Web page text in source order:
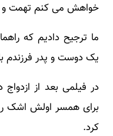
خواهش می کنم تهمت و
ما ترجیح دادیم که
یک دوست و پدر فرزندم
در فیلمی بعد از
برای همسر اولش اشک
کرد.